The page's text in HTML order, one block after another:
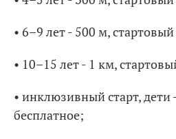
• 6–9 лет - 500 м,
• 10–15 лет - 1 км,
• инклюзивный старт, дети
бесплатное;